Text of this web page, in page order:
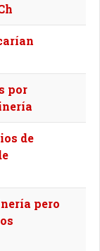
por
de
pero